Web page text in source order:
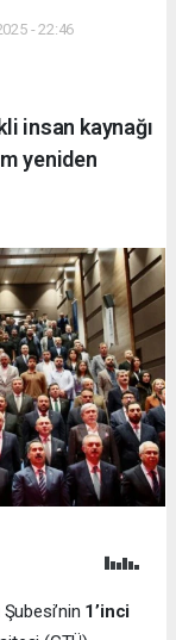
- 22:46
insan kaynağı
yeniden
1’inci